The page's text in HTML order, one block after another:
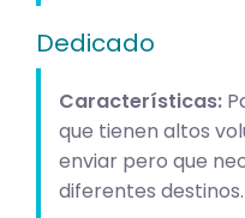
Dedicado
Características:
que tienen altos
enviar pero que
diferentes destinos.